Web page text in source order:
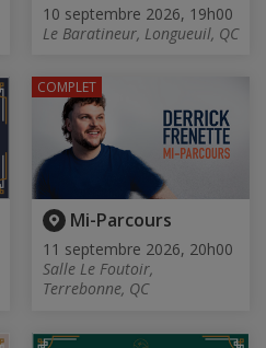
10 septembre 2026, 19h00
Le Baratineur, Longueuil, QC
Mi-Parcours
11 septembre 2026, 20h00
Salle Le Foutoir,
Terrebonne, QC
COMPLET